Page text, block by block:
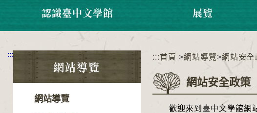
認識臺中文學館 展覽
:::
網站導覽
網站導覽
:::首頁 >網站導覽>網站安全
網站安全政策
歡迎來到臺中文學館網站